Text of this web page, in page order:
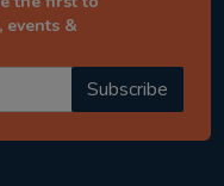
events &
Subscribe